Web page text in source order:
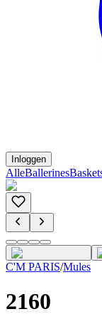
Inloggen
AlleBallerines
C'M PARIS/Mules
2160